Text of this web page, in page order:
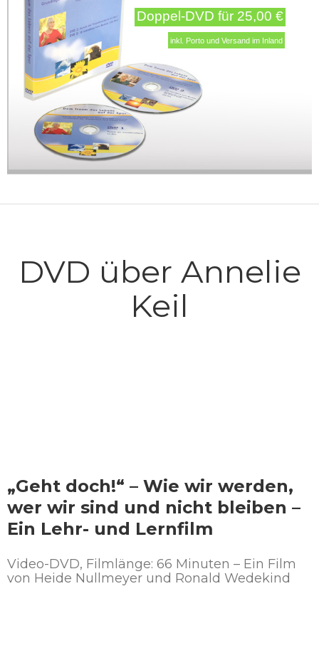
Doppel-DVD für 25,00 €
inkl. Porto und Versand im Inland
DVD über Annelie
Keil
„Geht doch!“ – Wie wir werden,
wer wir sind und nicht bleiben –
Ein Lehr- und Lernfilm
Video-DVD, Filmlänge: 66 Minuten – Ein Film
von Heide Nullmeyer und Ronald Wedekind